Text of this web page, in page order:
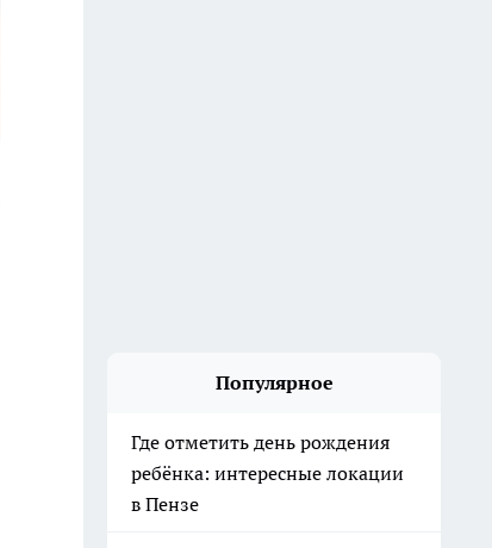
Популярное
Где отметить день рождения
ребёнка: интересные локации
в Пензе